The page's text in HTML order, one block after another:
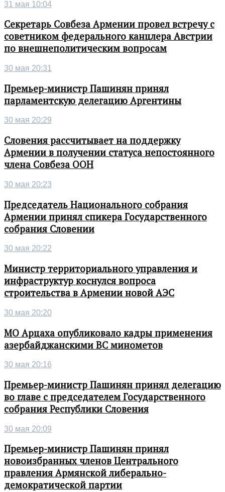
31 мая 10:04
Секретарь Совбеза Армении провел встречу с
советником федерального канцлера Австрии
по внешнеполитическим вопросам
30 мая 20:31
Премьер-министр Пашинян принял
парламентскую делегацию Аргентины
30 мая 20:29
Словения рассчитывает на поддержку
Армении в получении статуса непостоянного
члена Совбеза ООН
30 мая 20:23
Председатель Национального собрания
Армении принял спикера Государственного
собрания Словении
30 мая 20:22
Министр территориального управления и
инфраструктур коснулся вопроса
строительства в Армении новой АЭС
30 мая 20:20
МО Арцаха опубликовало кадры применения
азербайджанскими ВС минометов
30 мая 20:16
Премьер-министр Пашинян принял делегацию
во главе с председателем Государственного
собрания Республики Словения
30 мая 20:09
Премьер-министр Пашинян принял
новоизбранных членов Центрального
правления Армянской либерально-
демократической партии